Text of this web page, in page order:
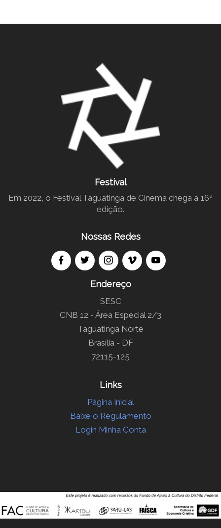
Festival
Em 2022, o Festival Taguatinga de Cinema chega à 16ª
edição.
Nossas Redes
Endereço
SESC
CNB 12 - Área Especial 2/3
Taguatinga Norte
Brasília - DF
72115-125
Links
Página Inicial
Baixe o Regulamento
Login Minha Conta